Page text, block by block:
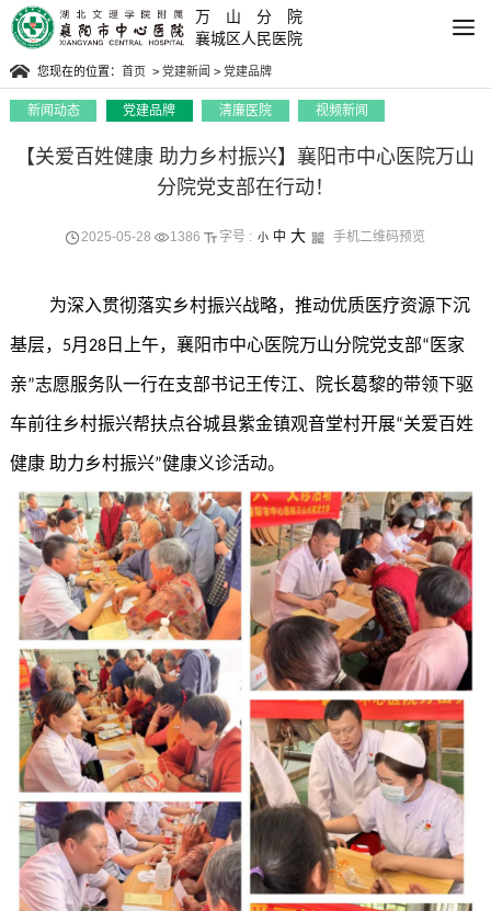
万山分院
襄城区人民医院
您现在的位置： 首页> 党建新闻 > 党建品牌
新闻动态 党建品牌 清廉医院 视频新闻
【关爱百姓健康 助力乡村振兴】襄阳市中心医院万山
分院党支部在行动！
2025-05-28 1386 字号 : 小 中 大 手机二维码预览
为深入贯彻落实乡村振兴战略，推动优质医疗资源下沉
基层， 5月 28日上午，襄阳市中心医院万山分院党支部“ 医家
亲”志愿服务队一行在支部书记王传江、院长葛黎的带领下驱
车前往乡村振兴帮扶点谷城县紫金镇观音堂村开展“关爱百姓
健康 助力乡村振兴”健康义诊活动。